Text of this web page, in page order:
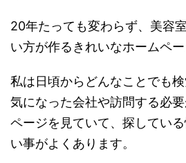
20年たっても変わらず、美容
い方が作るきれいなホームペー
私は日頃からどんなことでも検
気になった会社や訪問する必
ページを見ていて、探してい
い事がよくあります。